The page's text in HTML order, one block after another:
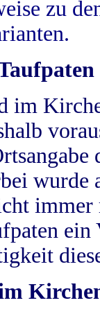
zu
im
wurde